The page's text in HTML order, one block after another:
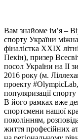
Вам знайоме ім’я –
спорту України
фіналістка ХХІХ
Пекін), призер
посол України на ІІ
2016 року (м.
проекту
популяризації спорту
В його рамках вже
спортсмени нашої
поколінням,
життя професійних